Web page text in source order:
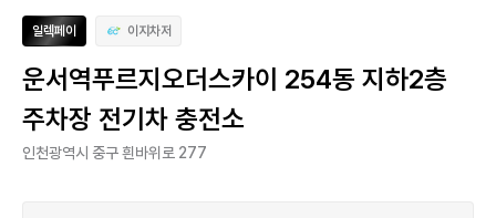
일렉페이 이지차저
운서역푸르지오더스카이 254동 지하2층
주차장 전기차 충전소
인천광역시 중구 흰바위로 277